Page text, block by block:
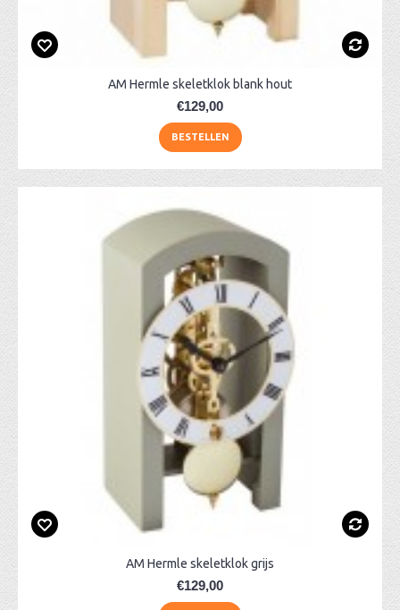
AM Hermle skeletklok blank hout
€129,00
BESTELLEN
AM Hermle skeletklok grijs
€129,00